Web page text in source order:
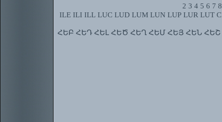
2 3 4 5 6 7 8
ILE ILI ILL LUC LUD LUM LUN LUP LUR LUT
ՀԵԲ ՀԵԴ ՀԵԼ ՀԵԾ ՀԵՂ ՀԵՄ ՀԵՅ ՀԵՆ ՀԵՇ